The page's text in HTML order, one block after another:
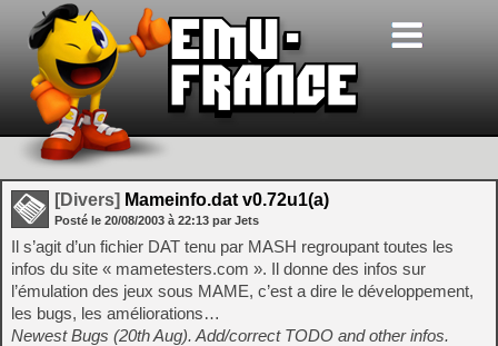
[Divers] Mameinfo.dat v0.72u1(a)
Posté le 20/08/2003 à 22:13 par Jets
Il s’agit d’un fichier DAT tenu par MASH regroupant toutes les
infos du site « mametesters.com ». Il donne des infos sur
l’émulation des jeux sous MAME, c’est a dire le développement,
les bugs, les améliorations…
Newest Bugs (20th Aug). Add/correct TODO and other infos.